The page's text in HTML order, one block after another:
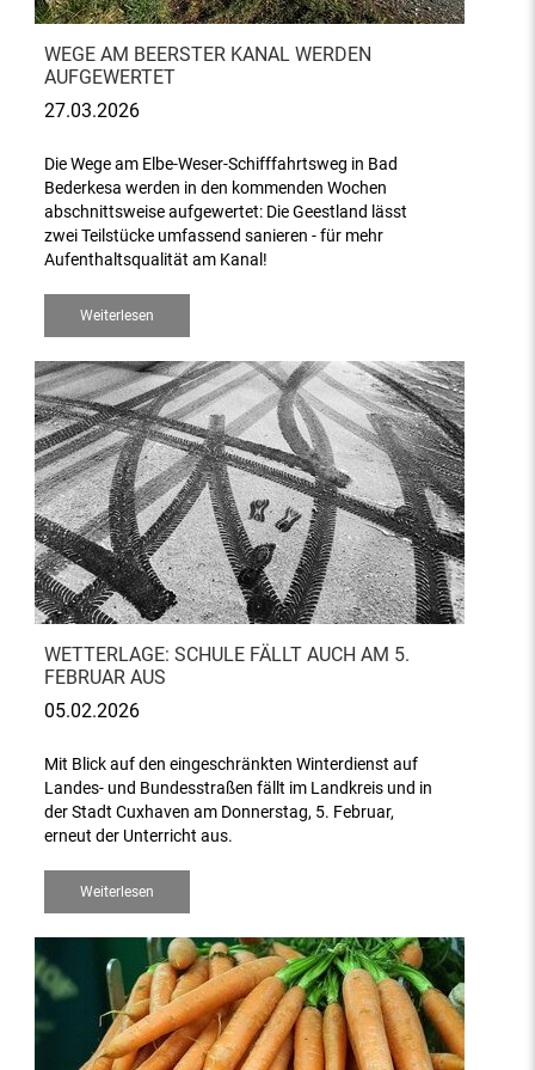
WEGE AM BEERSTER KANAL WERDEN
AUFGEWERTET
27.03.2026
Die Wege am Elbe-Weser-Schifffahrtsweg in Bad
Bederkesa werden in den kommenden Wochen
abschnittsweise aufgewertet: Die Geestland lässt
zwei Teilstücke umfassend sanieren - für mehr
Aufenthaltsqualität am Kanal!
Weiterlesen
WETTERLAGE: SCHULE FÄLLT AUCH AM 5.
FEBRUAR AUS
05.02.2026
Mit Blick auf den eingeschränkten Winterdienst auf
Landes- und Bundesstraßen fällt im Landkreis und in
der Stadt Cuxhaven am Donnerstag, 5. Februar,
erneut der Unterricht aus.
Weiterlesen